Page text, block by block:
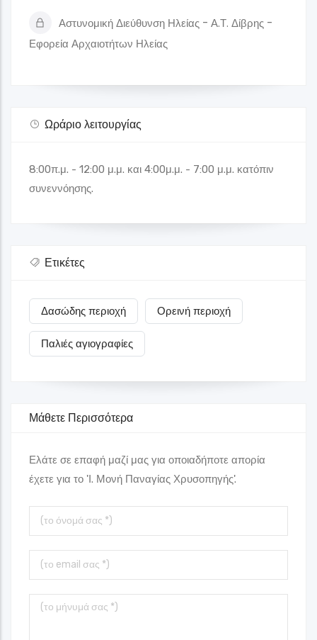
Αστυνομική Διεύθυνση Ηλείας - Α.Τ. Δίβρης -
Εφορεία Αρχαιοτήτων Ηλείας
Ωράριο λειτουργίας
8:00π.μ. - 12:00 μ.μ. και 4:00μ.μ. - 7:00 μ.μ. κατόπιν
συνεννόησης.
Ετικέτες
Δασώδης περιοχή Ορεινή περιοχή
Παλιές αγιογραφίες
Μάθετε Περισσότερα
Ελάτε σε επαφή μαζί μας για οποιαδήποτε απορία
έχετε για το 'Ι. Μονή Παναγίας Χρυσοπηγής'.
Το
όνομά
σας
Email
σας